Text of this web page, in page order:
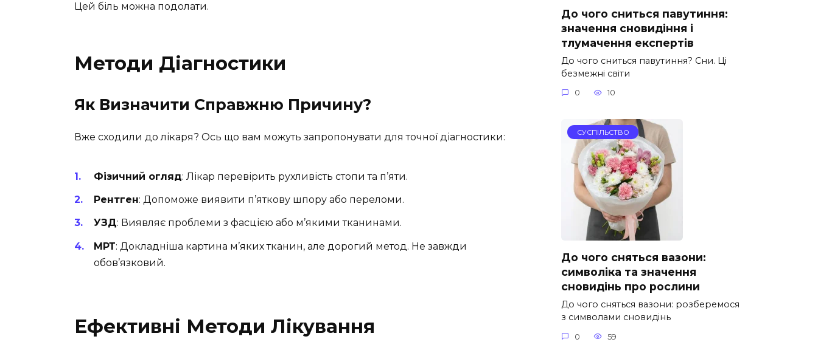
Цей біль можна подолати.
Методи Діагностики
Як Визначити Справжню Причину?
Вже сходили до лікаря? Ось що вам можуть запропонувати для точної діагностики:
Фізичний огляд: Лікар перевірить рухливість стопи та п’яти.
Рентген: Допоможе виявити п’яткову шпору або переломи.
УЗД: Виявляє проблеми з фасцією або м’якими тканинами.
МРТ: Докладніша картина м’яких тканин, але дорогий метод. Не завжди
обов’язковий.
Ефективні Методи Лікування
До чого сниться павутиння:
значення сновидіння і
тлумачення експертів
До чого сниться павутиння? Сни. Ці
безмежні світи
0 10
СУСПІЛЬСТВО
До чого сняться вазони:
символіка та значення
сновидінь про рослини
До чого сняться вазони: розберемося
з символами сновидінь
0 59